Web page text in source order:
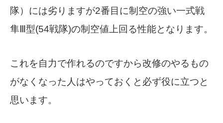
隊）には劣りますが2番目に制空の強い一式戦
隼Ⅲ型(54戦隊)の制空値上回る性能となります。
これを自力で作れるのですから改修のやるもの
がなくなった人はやっておくと必ず役に立つと
思います。